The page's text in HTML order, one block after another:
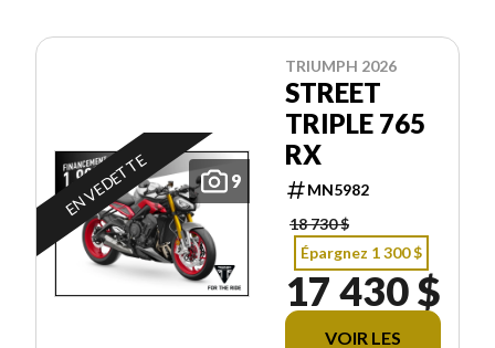
9
EN VEDETTE
TRIUMPH 2026
STREET
TRIPLE 765
RX
MN5982
18 730 $
Épargnez 1 300 $
17 430 $
VOIR LES